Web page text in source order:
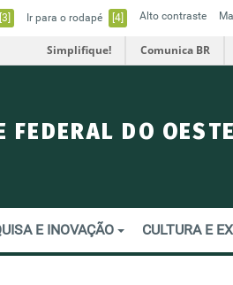
[3] Ir para o rodapé [4] Alto contraste
Simplifique! Comunica BR
FEDERAL DO
E INOVAÇÃO CULTURA E